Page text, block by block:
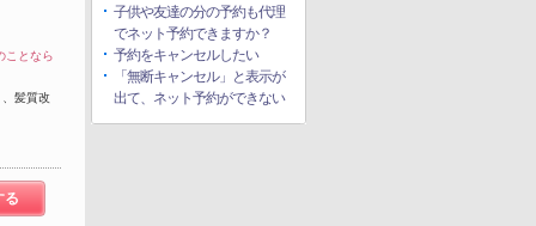
となら
髪質改
る
子供や友達の分の予約も代理
でネット予約できますか？
予約をキャンセルしたい
「無断キャンセル」と表示が
出て、ネット予約ができない